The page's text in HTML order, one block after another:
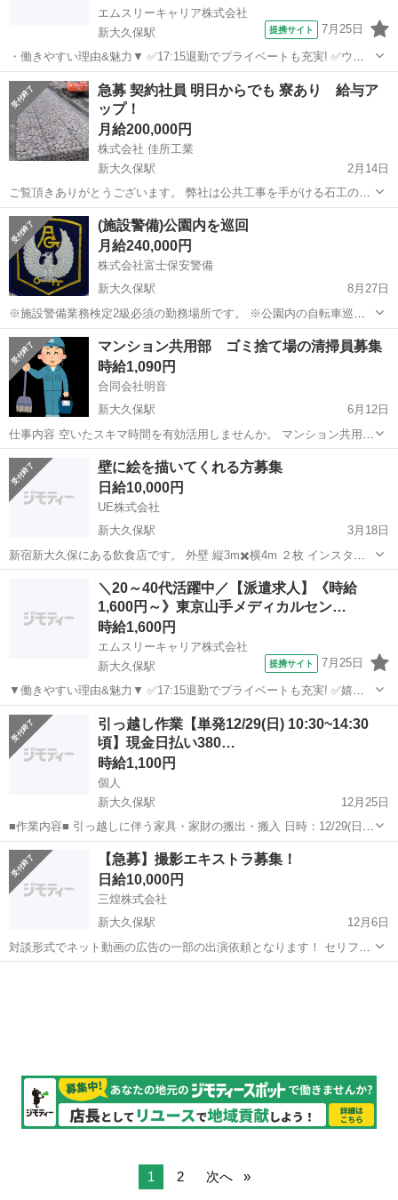
エムスリーキャリア株式会社
新大久保駅
提携サイト 7月25日
・働きやすい理由&魅力▼ ✅17:15退勤でプライベートも充実! ✅ウレ
シイ土日祝休み✨ ✅駅チカ★2路線利用で通勤も楽々♪ ✅事前の職場見
学で雰囲気がわかるので安心です! ─┘─┘─┘─┘─┘─┘─┘─┘─┘
━━━━━...
東京 新大久保駅 医療事務
急募 契約社員 明日からでも 寮あり 給与ア
ップ！
月給200,000円
株式会社 佳所工業
新大久保駅
2月14日
ご覧頂きありがとうございます。 弊社は公共工事を手がける石工の会
社です。 職人見習い、手元(社員)募集になります。 現場は岩手、埼
玉、新潟です。 共に寮があります。 人材不足により給与を20万から
23万にUPします。 (...
東京 新宿区 新大久保駅 その他 コロナ
(施設警備)公園内を巡回
月給240,000円
株式会社富士保安警備
新大久保駅
8月27日
※施設警備業務検定2級必須の勤務場所です。 ※公園内の自転車巡回
になります。 ※自転車巡回は、１日５
回、１回３０～６０分程度になります。 ※巡回以外の業務はござい
ません。 ...
東京 新宿区 新大久保駅 その他 年齢制限
マンション共用部 ゴミ捨て場の清掃員募集
時給1,090円
合同会社明音
新大久保駅
6月12日
仕事内容 空いたスキマ時間を有効活用しませんか。 マンション共用
部 廊下 ポストのゴミ箱 エントランス部分 ゴミ捨て場の整理整
頓 マンション周りのゴミ拾い これらのことを依頼できる方を探して
います。 マンションは4階建てで...
東京 新宿区 新大久保駅 その他 スキマ時間
壁に絵を描いてくれる方募集
日給10,000円
UE株式会社
新大久保駅
3月18日
新宿新大久保にある飲食店です。 外壁 縦3m✖️横4m ２枚 インスタ映
えする絵を描いてくださる方募集しています。 絵やデザインに自信の
ある方 材料費はこちらで負担。 謝礼あります。
新大久保駅 その他 インスタ映え
＼20～40代活躍中／【派遣求人】《時給
1,600円～》東京山手メディカルセン…
時給1,600円
エムスリーキャリア株式会社
新大久保駅
提携サイト 7月25日
▼働きやすい理由&魅力▼ ✅17:15退勤でプライベートも充実! ✅嬉し
い土日祝休み✨ ✅駅チカ★2路線利用で通勤も楽々♪ ✅事前の職場見学
で雰囲気がわかるので安心です! ─┘─┘─┘─┘─┘─┘─┘─┘─┘ 【業務内
容】...
東京 新大久保駅 医療事務
引っ越し作業【単発12/29(日) 10:30~14:30
頃】現金日払い380…
時給1,100円
個人
新大久保駅
12月25日
■作業内容■ 引っ越しに伴う家具・家財の搬出・搬入 日時：12/29(日)
開始時間：AM10:30 終了時間：見込14:30頃（終了時間は、作業進み
具合で、1,2時間前後する可能性あり) 作業時間：3~5時間...
東京 新大久保駅 その他 観葉植物
【急募】撮影エキストラ募集！
日給10,000円
三煌株式会社
新大久保駅
12月6日
対談形式でネット動画の広告の一部の出演依頼となります！ セリフや
カンペもあり！ 未経験者でも大丈夫です！ 単発のお仕事依頼となりま
1 2 次へ